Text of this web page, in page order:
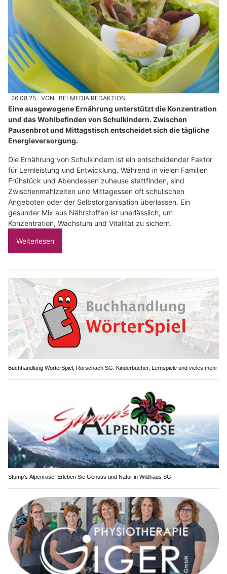
26.08.25 VON BELMEDIA REDAKTION
Eine ausgewogene Ernährung unterstützt die Konzentration
und das Wohlbefinden von Schulkindern. Zwischen
Pausenbrot und Mittagstisch entscheidet sich die tägliche
Energieversorgung.
Die Ernährung von Schulkindern ist ein entscheidender Faktor
für Lernleistung und Entwicklung. Während in vielen Familien
Frühstück und Abendessen zuhause stattfinden, sind
Zwischenmahlzeiten und Mittagessen oft schulischen
Angeboten oder der Selbstorganisation überlassen. Ein
gesunder Mix aus Nährstoffen ist unerlässlich, um
Konzentration, Wachstum und Vitalität zu sichern.
Weiterlesen
Buchhandlung WörterSpiel, Rorschach SG: Kinderbücher, Lernspiele und vieles mehr
Stump’s Alpenrose: Erleben Sie Genuss und Natur in Wildhaus SG